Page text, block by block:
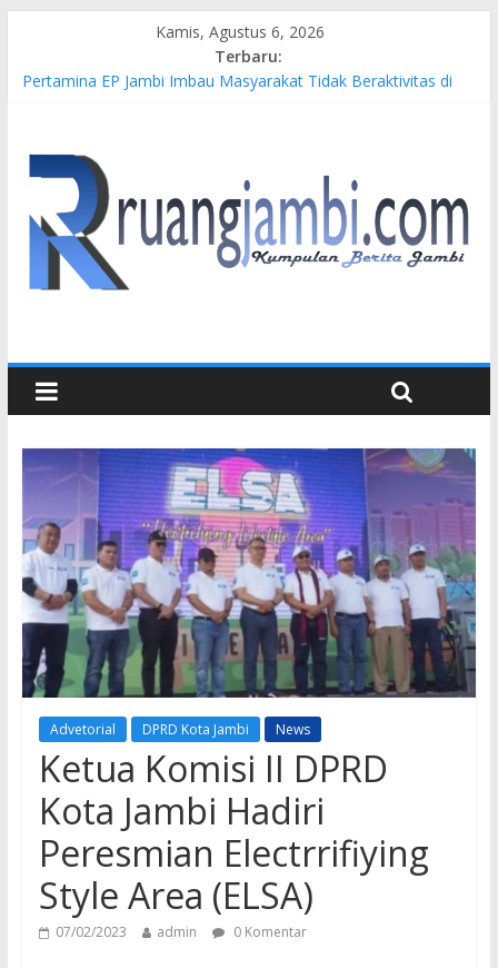
Kamis, Agustus 6, 2026
Terbaru:
Pertamina EP Jambi Imbau Masyarakat Tidak Beraktivitas di
Didampingi Pengacara Chris Januardi
Hj. Hesti Haris Dorong Lahirnya Wirausaha Muda Melalui
Pelatihan Batik Kontemporer PKW
Siap Dukung Kegiatan Hulu Migas, Kapolda Jambi Kunjungi
FSO 115
Gubernur Al Haris Buka Turnamen Tenis Antar Alumni
Advetorial DPRD Kota Jambi News
Ketua Komisi II DPRD
Kota Jambi Hadiri
Peresmian Electrrifiying
Style Area (ELSA)
07/02/2023 admin 0 Komentar